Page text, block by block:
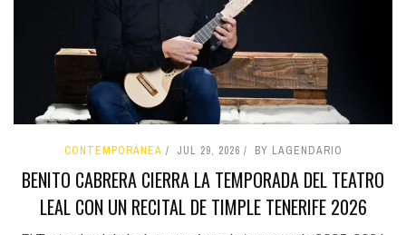
CONTEMPORÁNEA JUL 29, 2026 BY LAGENDARIO
BENITO CABRERA CIERRA LA TEMPORADA DEL TEATRO
LEAL CON UN RECITAL DE TIMPLE TENERIFE 2026